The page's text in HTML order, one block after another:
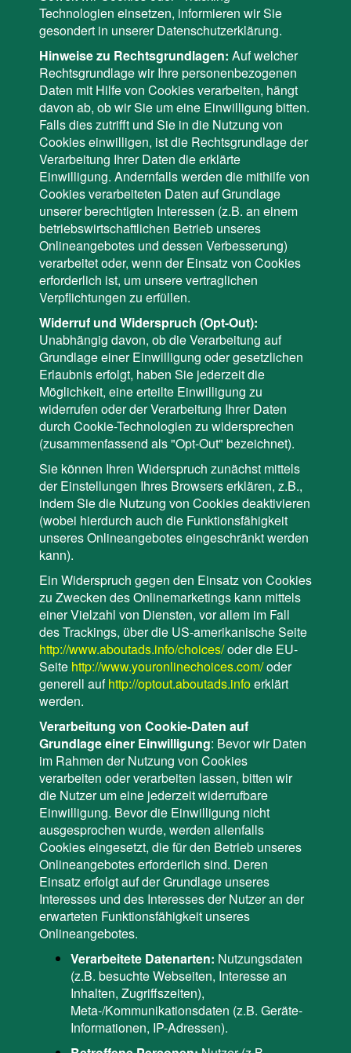
Technologien einsetzen, informieren wir Sie
gesondert in unserer Datenschutzerklärung.
Hinweise zu Rechtsgrundlagen: Auf welcher
Rechtsgrundlage wir Ihre personenbezogenen
Daten mit Hilfe von Cookies verarbeiten, hängt
davon ab, ob wir Sie um eine Einwilligung bitten.
Falls dies zutrifft und Sie in die Nutzung von
Cookies einwilligen, ist die Rechtsgrundlage der
Verarbeitung Ihrer Daten die erklärte
Einwilligung. Andernfalls werden die mithilfe von
Cookies verarbeiteten Daten auf Grundlage
unserer berechtigten Interessen (z.B. an einem
betriebswirtschaftlichen Betrieb unseres
Onlineangebotes und dessen Verbesserung)
verarbeitet oder, wenn der Einsatz von Cookies
erforderlich ist, um unsere vertraglichen
Verpflichtungen zu erfüllen.
Widerruf und Widerspruch (Opt-Out):
Unabhängig davon, ob die Verarbeitung auf
Grundlage einer Einwilligung oder gesetzlichen
Erlaubnis erfolgt, haben Sie jederzeit die
Möglichkeit, eine erteilte Einwilligung zu
widerrufen oder der Verarbeitung Ihrer Daten
durch Cookie-Technologien zu widersprechen
(zusammenfassend als "Opt-Out" bezeichnet).
Sie können Ihren Widerspruch zunächst mittels
der Einstellungen Ihres Browsers erklären, z.B.,
indem Sie die Nutzung von Cookies deaktivieren
(wobei hierdurch auch die Funktionsfähigkeit
unseres Onlineangebotes eingeschränkt werden
kann).
Ein Widerspruch gegen den Einsatz von Cookies
zu Zwecken des Onlinemarketings kann mittels
einer Vielzahl von Diensten, vor allem im Fall
des Trackings, über die US-amerikanische Seite
http://www.aboutads.info/choices/oder die EU-
Seite http://www.youronlinechoices.com/oder
generell auf http://optout.aboutads.infoerklärt
werden.
Verarbeitung von Cookie-Daten auf
Grundlage einer Einwilligung: Bevor wir Daten
im Rahmen der Nutzung von Cookies
verarbeiten oder verarbeiten lassen, bitten wir
die Nutzer um eine jederzeit widerrufbare
Einwilligung. Bevor die Einwilligung nicht
ausgesprochen wurde, werden allenfalls
Cookies eingesetzt, die für den Betrieb unseres
Onlineangebotes erforderlich sind. Deren
Einsatz erfolgt auf der Grundlage unseres
Interesses und des Interesses der Nutzer an der
erwarteten Funktionsfähigkeit unseres
Onlineangebotes.
Verarbeitete Datenarten: Nutzungsdaten
(z.B. besuchte Webseiten, Interesse an
Inhalten, Zugriffszeiten),
Meta-/Kommunikationsdaten (z.B. Geräte-
Informationen, IP-Adressen).